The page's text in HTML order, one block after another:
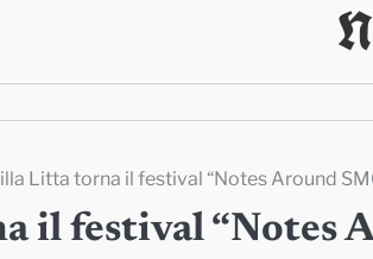
Litta torna il festival “Notes Around
il festival “Notes